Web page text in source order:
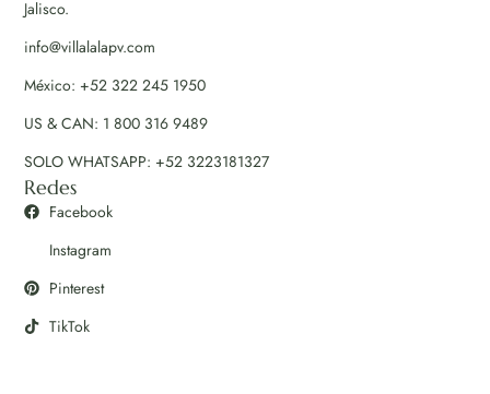
Jalisco.
info@villalalapv.com
México: +52 322 245 1950
US & CAN: 1 800 316 9489
SOLO WHATSAPP: +52 3223181327
Redes
Facebook
Instagram
Pinterest
TikTok